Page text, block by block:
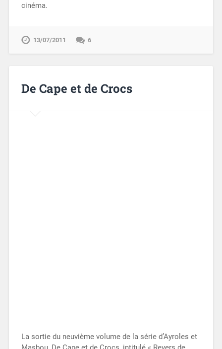
cinéma.
13/07/2011 6
De Cape et de Crocs
La sortie du neuvième volume de la série d’Ayroles et